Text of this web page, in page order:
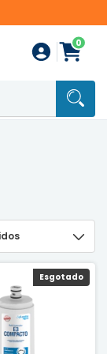
0
Esgotado